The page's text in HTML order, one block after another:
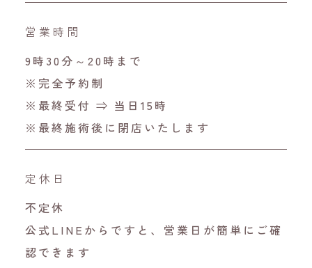
営業時間
9時30分～20時まで
※完全予約制
※最終受付 ⇒ 当日15時
※最終施術後に閉店いたします
定休日
不定休
公式LINEからですと、営業日が簡単にご確
認できます